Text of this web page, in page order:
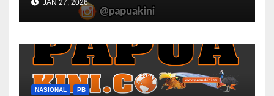
JAN 27, 2026
NASIONAL PB